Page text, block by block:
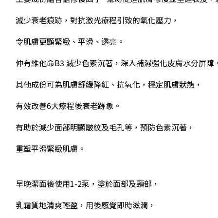
減少衰老痕跡，對抗激光療程引致的氧化壓力，
令肌膚更顯緊緻、平滑、透亮。
仲有維他命B3 減少色素沉著，深入補濕强化皮膚水分屏障
其他成份可為肌膚舒緩降紅、抗氧化，穩定肌膚狀態，
有效改善6大療程後衰老跡象。
有助於減少面部明顯皺紋及毛孔等，預防色素沉著，
重塑平滑緊緻肌膚。
早晚潔面後使用1-2泵，塗於面部及頸部，
乳霜質地清爽輕盈，用後感覺即時滋潤，